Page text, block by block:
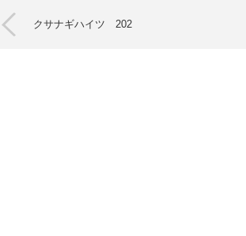
クサナギハイツ 202